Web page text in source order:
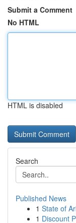
Submit a Comment
No HTML
HTML is disabled
Search
Published News
1 State of
1 Discount